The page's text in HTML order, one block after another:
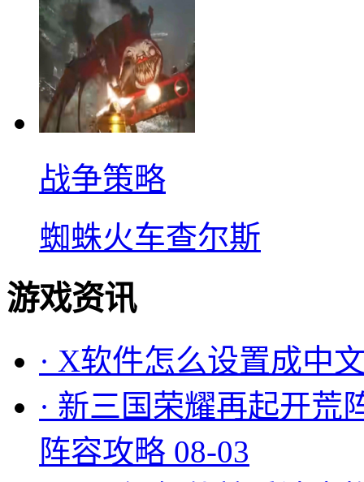
战争策略
蜘蛛火车查尔斯
游戏资讯
· X软件怎么设置成中
· 新三国荣耀再起开荒
阵容攻略 08-03